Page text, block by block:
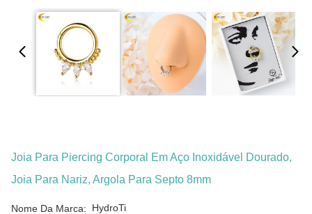
Joia Para Piercing Corporal Em Aço Inoxidável Dourado,
Joia Para Nariz, Argola Para Septo 8mm
Nome Da Marca: HydroTi